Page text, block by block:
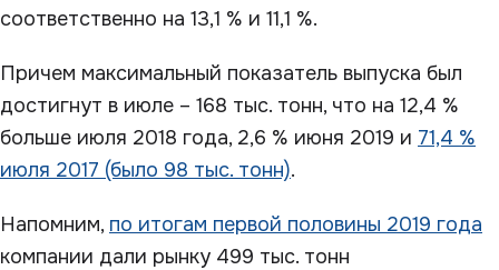
соответственно на 13,1 % и 11,1 %.
Причем максимальный показатель выпуска был
достигнут в июле – 168 тыс. тонн, что на 12,4 %
больше июля 2018 года, 2,6 % июня 2019 и 71,4 %
июля 2017 (было 98 тыс. тонн).
Напомним, по итогам первой половины 2019 года
компании дали рынку 499 тыс. тонн